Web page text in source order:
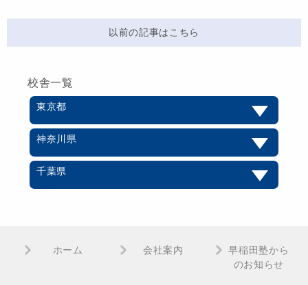
以前の記事はこちら
校舎一覧
東京都
神奈川県
千葉県
ホーム 会社案内
早稲田塾から
のお知らせ